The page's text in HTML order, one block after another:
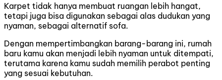
Karpet tidak hanya membuat ruangan lebih hangat,
tetapi juga bisa digunakan sebagai alas dudukan yang
nyaman, sebagai alternatif sofa.
Dengan mempertimbangkan barang-barang ini, rumah
baru kamu akan menjadi lebih nyaman untuk ditempati,
terutama karena kamu sudah memilih perabot penting
yang sesuai kebutuhan.